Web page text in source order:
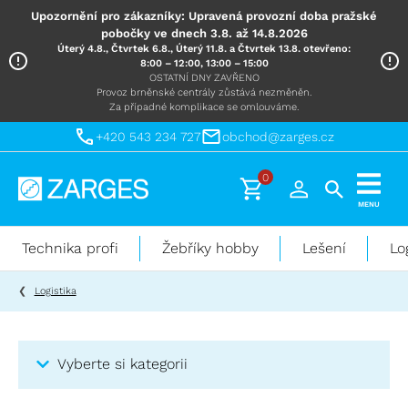
Upozornění pro zákazníky: Upravená provozní doba pražské
pobočky ve dnech 3.8. až 14.8.2026
Úterý 4.8., Čtvrtek 6.8., Úterý 11.8. a Čtvrtek 13.8. otevřeno:
8:00 – 12:00, 13:00 – 15:00
OSTATNÍ DNY ZAVŘENO
Provoz brněnské centrály zůstává nezměněn.
Za případné komplikace se omlouváme.
+420 543 234 727 obchod@zarges.cz
Technika
práci
výškách
0
MENU
Technika profi Žebříky hobby Lešení
Logistika
Vyberte si kategorii